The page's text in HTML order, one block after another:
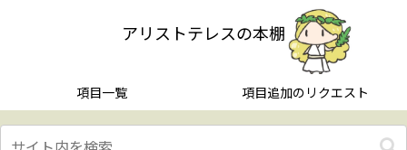
アリストテレスの本棚
項目一覧 項目追加のリクエスト